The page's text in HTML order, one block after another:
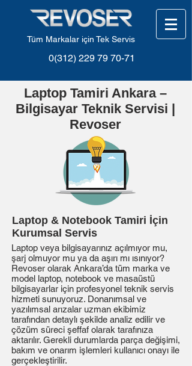
Tüm Markalar için Tek Servis
0(312) 229 79 70-71
Laptop Tamiri Ankara –
Bilgisayar Teknik Servisi |
Revoser
Laptop & Notebook Tamiri İçin
Kurumsal Servis
Laptop veya bilgisayarınız açılmıyor mu,
şarj olmuyor mu ya da aşırı mı ısınıyor?
Revoser olarak Ankara’da tüm marka ve
model laptop, notebook ve masaüstü
bilgisayarlar için profesyonel teknik servis
hizmeti sunuyoruz. Donanımsal ve
yazılımsal arızalar uzman ekibimiz
tarafından detaylı şekilde analiz edilir ve
çözüm süreci şeffaf olarak tarafınıza
aktarılır. Gerekli durumlarda parça değişimi,
bakım ve onarım işlemleri kullanıcı onayı ile
gerçekleştirilir.